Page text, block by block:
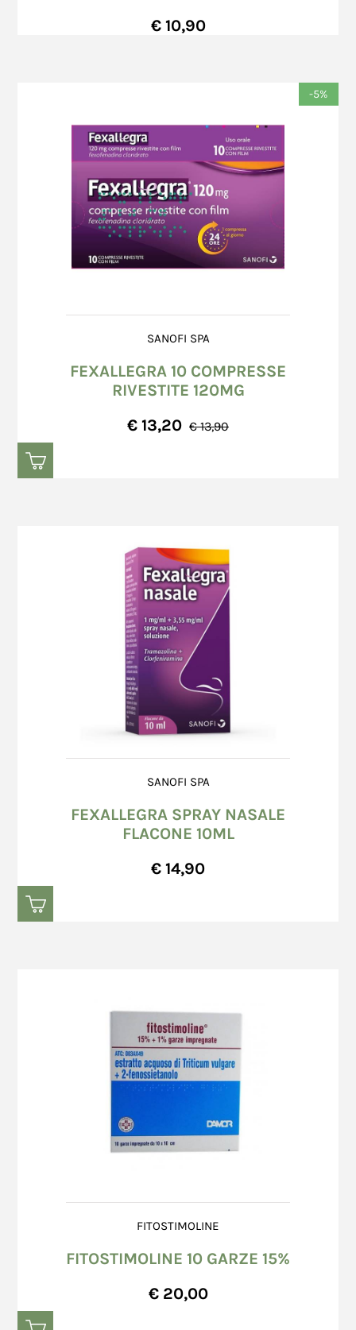
€ 10,90
SANOFI SPA
FEXALLEGRA 10 COMPRESSE
RIVESTITE 120MG
€ 13,20 € 13,90
-5%
SANOFI SPA
FEXALLEGRA SPRAY NASALE
FLACONE 10ML
€ 14,90
FITOSTIMOLINE
FITOSTIMOLINE 10 GARZE 15%
€ 20,00